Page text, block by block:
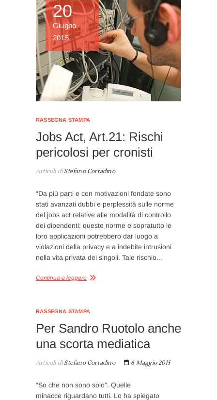
20
Giugno
2015
RASSEGNA STAMPA
Jobs Act, Art.21: Rischi
pericolosi per cronisti
Articoli diStefano Corradino
“Da più parti e con motivazioni fondate sono
stati avanzati dubbi e perplessità sulle norme
del jobs act relative alle modalità di controllo
dei dipendenti; queste norme e sopratutto le
loro applicazioni potrebbero dar luogo a
violazioni della privacy e a indebite intrusioni
nella vita privata dei singoli. Tale rischio…
Continua a leggere
RASSEGNA STAMPA
Per Sandro Ruotolo anche
una scorta mediatica
Articoli diStefano Corradino 6 Maggio 2015
“So che non sono solo”. Quelle
minacce riguardano tutti. Lo ha spiegato